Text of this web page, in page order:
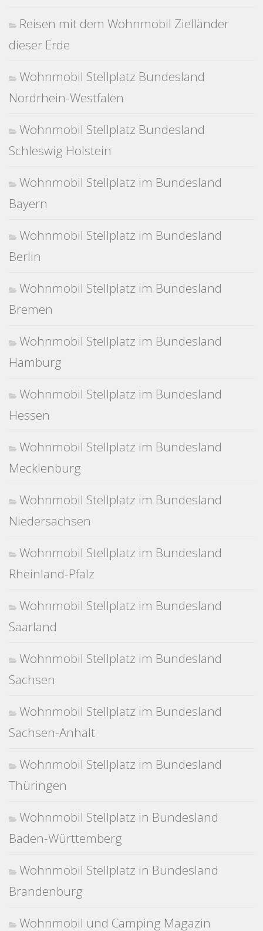
Reisen mit dem Wohnmobil Zielländer
dieser Erde
Wohnmobil Stellplatz Bundesland
Nordrhein-Westfalen
Wohnmobil Stellplatz Bundesland
Schleswig Holstein
Wohnmobil Stellplatz im Bundesland
Bayern
Wohnmobil Stellplatz im Bundesland
Berlin
Wohnmobil Stellplatz im Bundesland
Bremen
Wohnmobil Stellplatz im Bundesland
Hamburg
Wohnmobil Stellplatz im Bundesland
Hessen
Wohnmobil Stellplatz im Bundesland
Mecklenburg
Wohnmobil Stellplatz im Bundesland
Niedersachsen
Wohnmobil Stellplatz im Bundesland
Rheinland-Pfalz
Wohnmobil Stellplatz im Bundesland
Saarland
Wohnmobil Stellplatz im Bundesland
Sachsen
Wohnmobil Stellplatz im Bundesland
Sachsen-Anhalt
Wohnmobil Stellplatz im Bundesland
Thüringen
Wohnmobil Stellplatz in Bundesland
Baden-Württemberg
Wohnmobil Stellplatz in Bundesland
Brandenburg
Wohnmobil und Camping Magazin